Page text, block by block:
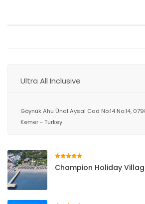
Ultra All Inclusive
Göynük Ahu Ünal Aysal Cad No:14 No:14,
Kemer - Turkey
Champion Holiday